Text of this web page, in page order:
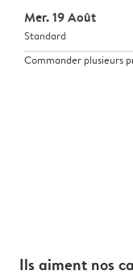
Mer. 19 Août
Standard
Commander plusieurs
Ils aiment nos